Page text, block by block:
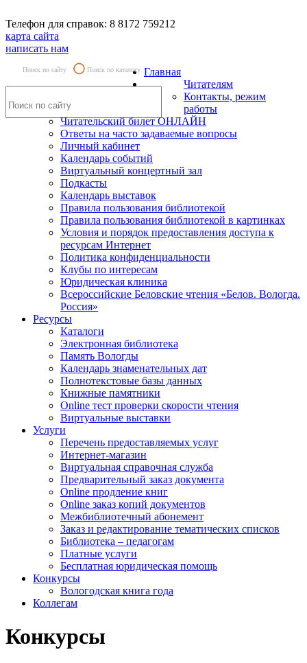
Телефон для справок: 8 8172 759212
карта сайта
написать нам
Поиск по сайту Поиск по каталогу Главная
Читателям
Контакты, режим
работы
Читательский билет ОНЛАЙН
Ответы на часто задаваемые вопросы
Личный кабинет
Календарь событий
Виртуальный концертный зал
Подкасты
Календарь выставок
Правила пользования библиотекой
Правила пользования библиотекой в картинках
Условия и порядок предоставления доступа к
ресурсам Интернет
Политика конфиденциальности
Клубы по интересам
Юридическая клиника
Всероссийские Беловские чтения «Белов. Вологда.
Россия»
Ресурсы
Каталоги
Электронная библиотека
Память Вологды
Календарь знаменательных дат
Полнотекстовые базы данных
Книжные памятники
Online тест проверки скорости чтения
Виртуальные выставки
Услуги
Перечень предоставляемых услуг
Интернет-магазин
Виртуальная справочная служба
Предварительный заказ документа
Online продление книг
Online заказ копий документов
Межбиблиотечный абонемент
Заказ и редактирование тематических списков
Библиотека – педагогам
Платные услуги
Бесплатная юридическая помощь
Конкурсы
Вологодская книга года
Коллегам
Конкурсы